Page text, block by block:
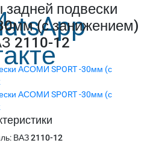
подвески
(с занижением)
2110-12
: ВАЗ 2110-12